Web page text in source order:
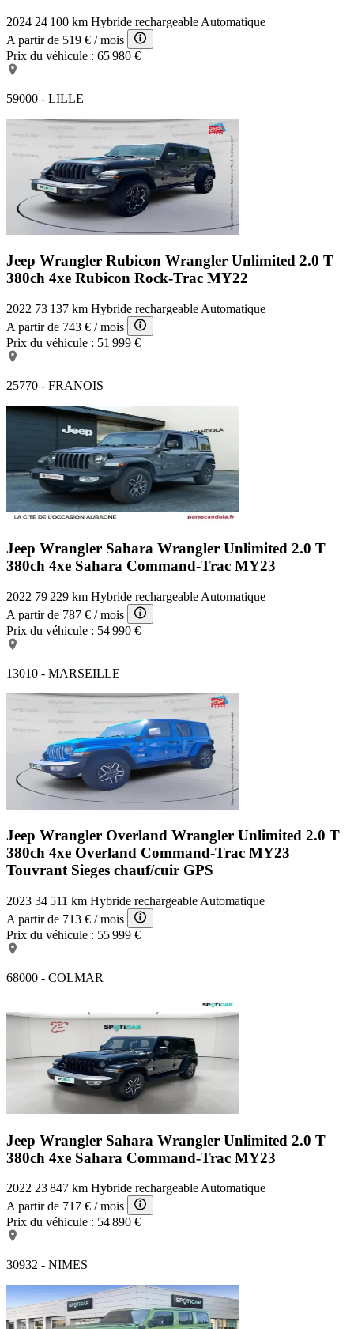
2024 24 100 km Hybride rechargeable Automatique
A partir de 519 € / mois
Prix du véhicule : 65 980 €
59000 - LILLE
Jeep Wrangler Rubicon Wrangler Unlimited 2.0 T
380ch 4xe Rubicon Rock-Trac MY22
2022 73 137 km Hybride rechargeable Automatique
A partir de 743 € / mois
Prix du véhicule : 51 999 €
25770 - FRANOIS
Jeep Wrangler Sahara Wrangler Unlimited 2.0 T
380ch 4xe Sahara Command-Trac MY23
2022 79 229 km Hybride rechargeable Automatique
A partir de 787 € / mois
Prix du véhicule : 54 990 €
13010 - MARSEILLE
Jeep Wrangler Overland Wrangler Unlimited 2.0 T
380ch 4xe Overland Command-Trac MY23
Touvrant Sieges chauf/cuir GPS
2023 34 511 km Hybride rechargeable Automatique
A partir de 713 € / mois
Prix du véhicule : 55 999 €
68000 - COLMAR
Jeep Wrangler Sahara Wrangler Unlimited 2.0 T
380ch 4xe Sahara Command-Trac MY23
2022 23 847 km Hybride rechargeable Automatique
A partir de 717 € / mois
Prix du véhicule : 54 890 €
30932 - NIMES